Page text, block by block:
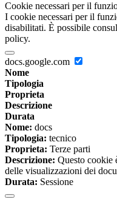
Cookie necessari per il
I cookie necessari per il
disabilitati. È possibile
policy.
docs.google.com
Nome
Tipologia
Proprieta
Descrizione
Durata
Nome: docs
Tipologia: tecnico
Proprieta: Terze parti
Descrizione: Questo cookie
delle visualizzazioni dei
Durata: Sessione